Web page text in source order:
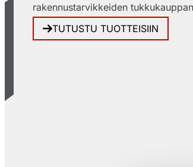
rakennustarvikkeiden
TUTUSTU TUOTTEISIIN